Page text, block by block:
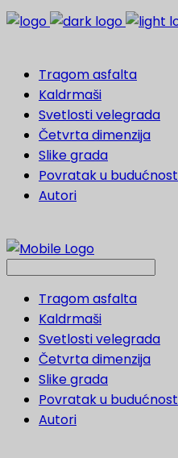
Tragom asfalta
Kaldrmaši
Svetlosti velegrada
Četvrta dimenzija
Slike grada
Povratak u budućnost
Autori
Tragom asfalta
Kaldrmaši
Svetlosti velegrada
Četvrta dimenzija
Slike grada
Povratak u budućnost
Autori